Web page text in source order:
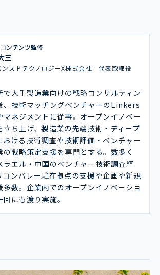
ンテンツ監修
三
ンスドテクノロジーX株式会社 代表取締役
で大手製造業向けの戦略コンサルティン
、技術マッチングベンチャーのLinkers
マネジメントに従事。オープンイノベー
立ち上げ、製造業の先端技術・ディープ
おける技術調査や技術評価・ベンチャー
戦略策定支援を専門とする。数多く
ラエル・中国のベンチャー技術調査経
コンバレー駐在拠点の支援や企画や新規
多数。企業内でのオープンイノベーショ
にも渡り実施。